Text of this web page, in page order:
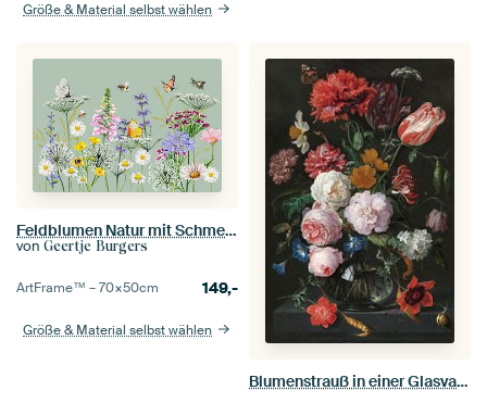
Größe & Material selbst wählen
Feldblumen Natur mit Schmetterlingen und Bienen
von Geertje Burgers
ArtFrame™ –70×50cm 149,-
Größe & Material selbst wählen
Blumenstrauß in einer Glasvase, Jan Davidsz. de Heem